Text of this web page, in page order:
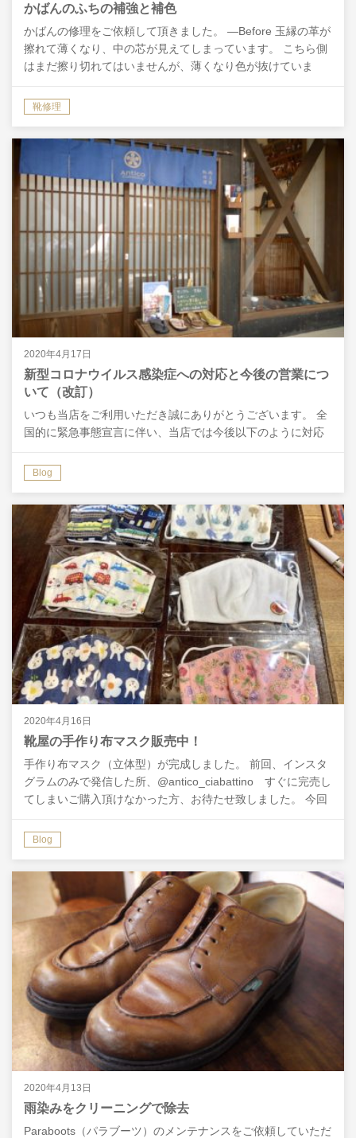
かばんのふちの補強と補色
かばんの修理をご依頼して頂きました。 ―Before 玉縁の革が
擦れて薄くなり、中の芯が見えてしまっています。 こちら側
はまだ擦り切れてはいませんが、薄くなり色が抜けていま
靴修理
2020年4月17日
新型コロナウイルス感染症への対応と今後の営業につ
いて（改訂）
いつも当店をご利用いただき誠にありがとうございます。 全
国的に緊急事態宣言に伴い、当店では今後以下のように対応
交通機関を利用せずに出社可能で移動時の感染リスクが低…
Blog
2020年4月16日
靴屋の手作り布マスク販売中！
手作り布マスク（立体型）が完成しました。 前回、インスタ
グラムのみで発信した所、@antico_ciabattino すぐに完売し
てしまいご購入頂けなかった方、お待たせ致しました。 今回
Blog
2020年4月13日
雨染みをクリーニングで除去
Paraboots（パラブーツ）のメンテナンスをご依頼していただ